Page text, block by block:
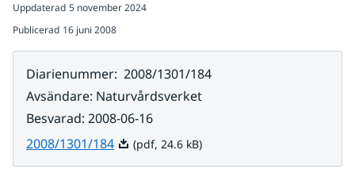
Uppdaterad 5 november 2024
Publicerad 16 juni 2008
Diarienummer: 2008/1301/184
Avsändare: Naturvårdsverket
Besvarad: 2008-06-16
2008/1301/184Pdf, 24.6 kB.
(pdf, 24.6 kB)